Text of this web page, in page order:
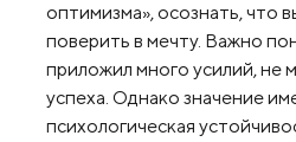
оптимизма», осознать, что
поверить в мечту. Важно
приложил много усилий, не
успеха. Однако значение
психологическая